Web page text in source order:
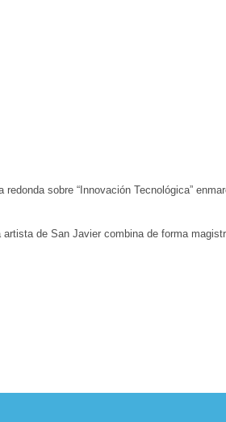
sobre “Innovación Tecnológica”
de San Javier combina de forma